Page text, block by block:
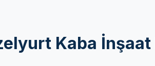
Kaba İnşaat